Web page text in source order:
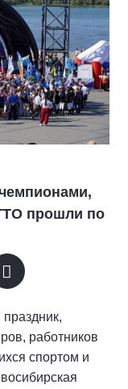
прошли по
работников
спортом и